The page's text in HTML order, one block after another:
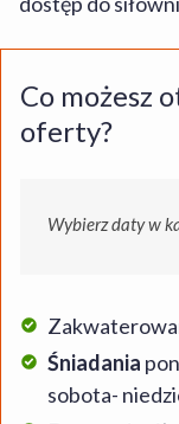
Co możesz
oferty?
Wybierz daty w
Śniadania
sobota-